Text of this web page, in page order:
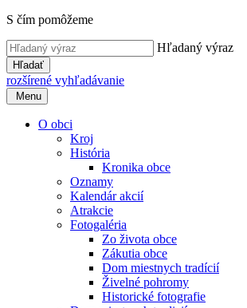
S čím pomôžeme
Hľadaný výraz
Hľadať
rozšírené vyhľadávanie
Menu
O obci
Kroj
História
Kronika obce
Oznamy
Kalendár akcií
Atrakcie
Fotogaléria
Zo života obce
Zákutia obce
Dom miestnych tradícií
Živelné pohromy
Historické fotografie